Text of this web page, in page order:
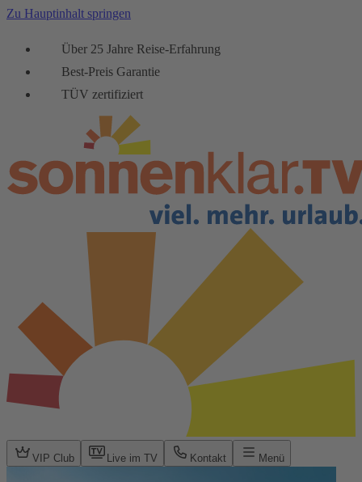
Zu Hauptinhalt springen
Über 25 Jahre Reise-Erfahrung
Best-Preis Garantie
TÜV zertifiziert
VIP Club Live im TV Kontakt Menü